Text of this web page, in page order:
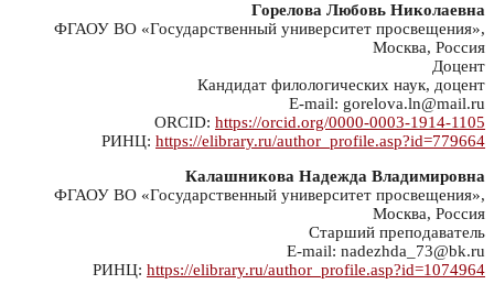
Горелова Любовь Николаевна
ФГАОУ ВО «Государственный университет просвещения»,
Москва, Россия
Доцент
Кандидат филологических наук, доцент
E-mail: gorelova.ln@mail.ru
ORCID: https://orcid.org/0000-0003-1914-1105
РИНЦ: https://elibrary.ru/author_profile.asp?id=779664
Калашникова Надежда Владимировна
ФГАОУ ВО «Государственный университет просвещения»,
Москва, Россия
Старший преподаватель
E-mail: nadezhda_73@bk.ru
РИНЦ: https://elibrary.ru/author_profile.asp?id=1074964